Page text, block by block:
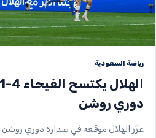
رياضة السعودية
دوري روشن
عزّز الهلال موقعه في صدارة دوري